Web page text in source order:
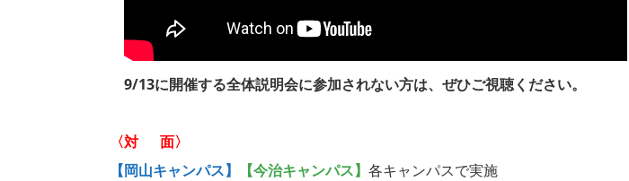
9/13に開催する全体説明会に参加されない方は、ぜひご視聴ください。
〈対 面〉
【岡山キャンパス】
【今治キャンパス】 各キャンパスで実施